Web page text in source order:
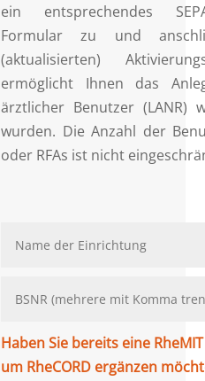
ein entsprechendes
Formular zu und
(aktualisierten)
ermöglicht Ihnen das
ärztlicher Benutzer (LANR)
wurden. Die Anzahl der
oder RFAs ist nicht
Haben Sie bereits eine
um RheCORD ergänzen